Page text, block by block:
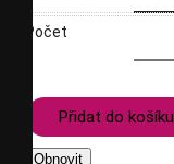
Počet
Přidat do košíku